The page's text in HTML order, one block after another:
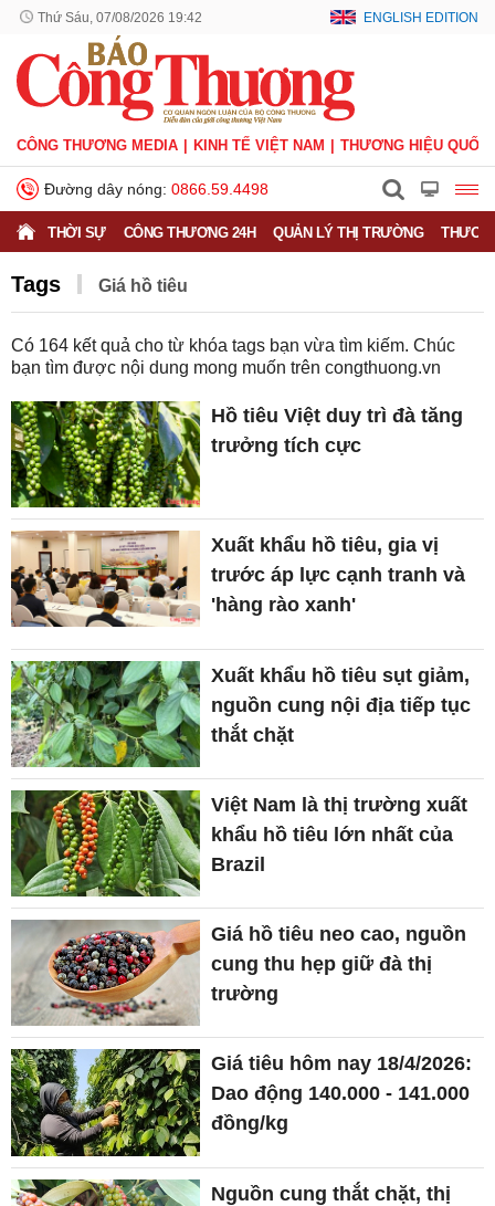
Thứ Sáu, 07/08/2026 19:42 ENGLISH EDITION
CÔNG THƯƠNG MEDIA KINH TẾ VIỆT NAM THƯƠNG HIỆU QUỐC
Đường dây nóng: 0866.59.4498
THỜI SỰ CÔNG THƯƠNG 24H QUẢN LÝ THỊ TRƯỜNG
Tags ​​​​​​​Giá hồ tiêu
Có 164 kết quả cho từ khóa tags bạn vừa tìm kiếm. Chúc
bạn tìm được nội dung mong muốn trên congthuong.vn
Hồ tiêu Việt duy trì đà tăng
trưởng tích cực
Xuất khẩu hồ tiêu, gia vị
trước áp lực cạnh tranh và
'hàng rào xanh'
Xuất khẩu hồ tiêu sụt giảm,
nguồn cung nội địa tiếp tục
thắt chặt
Việt Nam là thị trường xuất
khẩu hồ tiêu lớn nhất của
Brazil
Giá hồ tiêu neo cao, nguồn
cung thu hẹp giữ đà thị
trường
Giá tiêu hôm nay 18/4/2026:
Dao động 140.000 - 141.000
đồng/kg
Nguồn cung thắt chặt, thị